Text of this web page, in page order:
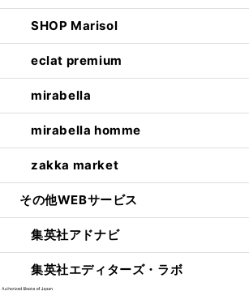
SHOP Marisol
eclat premium
mirabella
mirabella homme
zakka market
その他WEBサービス
集英社アドナビ
集英社エディターズ・ラボ